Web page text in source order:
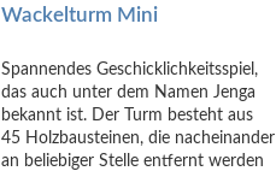
Wackelturm Mini
Spannendes Geschicklichkeitsspiel,
das auch unter dem Namen Jenga
bekannt ist. Der Turm besteht aus
45 Holzbausteinen, die nacheinander
an beliebiger Stelle entfernt werden